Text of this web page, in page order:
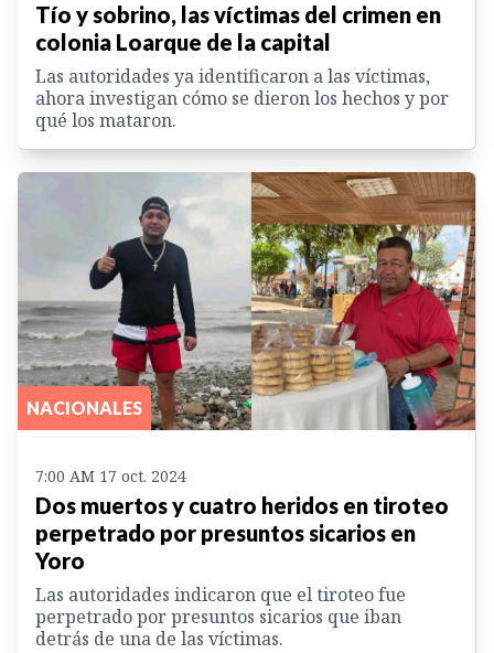
Tío y sobrino, las víctimas del crimen en
colonia Loarque de la capital
Las autoridades ya identificaron a las víctimas,
ahora investigan cómo se dieron los hechos y por
qué los mataron.
NACIONALES
7:00 AM 17 oct. 2024
Dos muertos y cuatro heridos en tiroteo
perpetrado por presuntos sicarios en
Yoro
Las autoridades indicaron que el tiroteo fue
perpetrado por presuntos sicarios que iban
detrás de una de las víctimas.